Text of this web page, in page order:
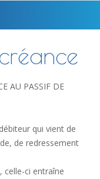
AU PASSIF DE
qui vient de
de redressement
celle-ci entraîne